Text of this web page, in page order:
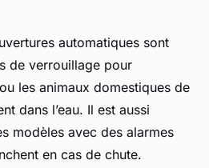
automatiques sont
de verrouillage pour
les animaux domestiques de
dans l’eau. Il est aussi
modèles avec des alarmes
en cas de chute.